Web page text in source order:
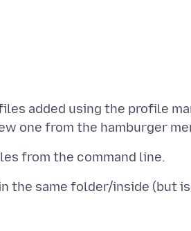
added using the profile
the same folder/inside (but